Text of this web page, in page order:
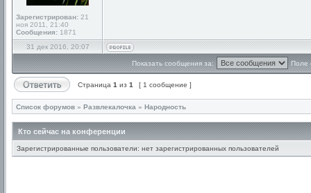
Зарегистрирован: 21
ноя 2011, 21:40
Сообщения: 1871
31 дек 2016, 20:07
Показать сообщения за: Поле
Страница 1 из 1 [ 1 сообщение ]
Список форумов » Развлекалочка » Народность
Кто сейчас на конференции
Зарегистрированные пользователи: нет зарегистрированных пользователей